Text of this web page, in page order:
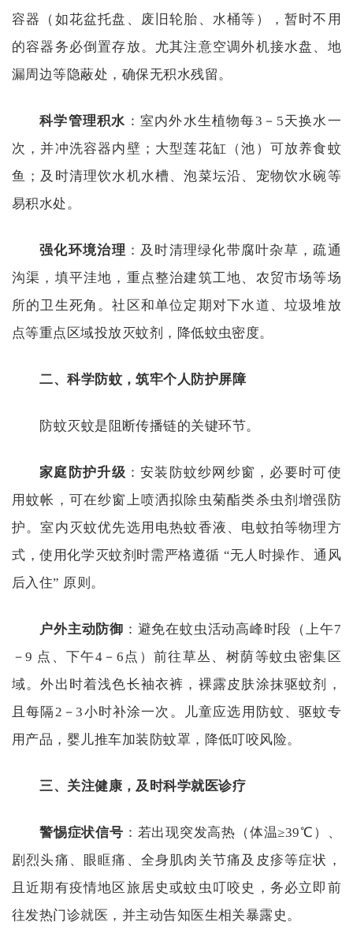
容器（如花盆托盘、废旧轮胎、水桶等），暂时不用
的容器务必倒置存放。尤其注意空调外机接水盘、地
漏周边等隐蔽处，确保无积水残留。
科学管理积水 ：室内外水生植物每3－5天换水一
次，并冲洗容器内壁；大型莲花缸（池）可放养食蚊
鱼；及时清理饮水机水槽、泡菜坛沿、宠物饮水碗等
易积水处。
强化环境治理 ：及时清理绿化带腐叶杂草，疏通
沟渠，填平洼地，重点整治建筑工地、农贸市场等场
所的卫生死角。社区和单位定期对下水道、垃圾堆放
点等重点区域投放灭蚊剂，降低蚊虫密度。
二、科学防蚊，筑牢个人防护屏障
防蚊灭蚊是阻断传播链的关键环节。
家庭防护升级 ：安装防蚊纱网纱窗，必要时可使
用蚊帐，可在纱窗上喷洒拟除虫菊酯类杀虫剂增强防
护。室内灭蚊优先选用电热蚊香液、电蚊拍等物理方
式，使用化学灭蚊剂时需严格遵循 “无人时操作、通风
后入住” 原则。
户外主动防御 ：避免在蚊虫活动高峰时段（上午7
－9 点、下午4－6点）前往草丛、树荫等蚊虫密集区
域。外出时着浅色长袖衣裤，裸露皮肤涂抹驱蚊剂，
且每隔2－3小时补涂一次。儿童应选用防蚊、驱蚊专
用产品，婴儿推车加装防蚊罩，降低叮咬风险。
三、关注健康，及时科学就医诊疗
警惕症状信号 ：若出现突发高热（体温≥39℃）、
剧烈头痛、眼眶痛、全身肌肉关节痛及皮疹等症状，
且近期有疫情地区旅居史或蚊虫叮咬史，务必立即前
往发热门诊就医，并主动告知医生相关暴露史。